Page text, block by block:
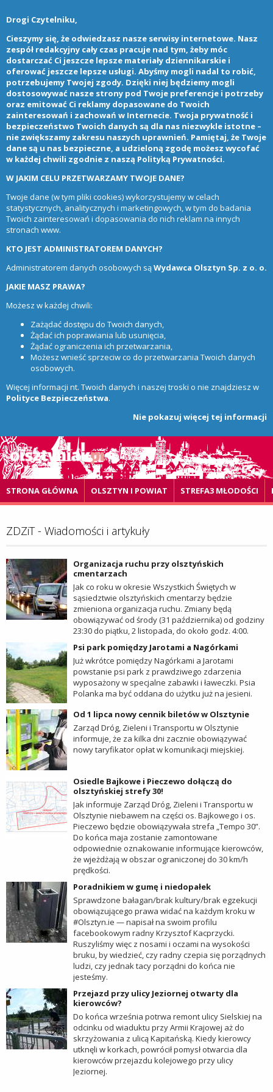
Drogi Czytelniku,
Cieszymy się, że odwiedzasz nasze serwisy internetowe. Nasz
zespół redakcyjny cały czas pracuje nad tym, żeby móc
dostarczać Ci jeszcze lepsze materiały dziennikarskie i
oferować jeszcze lepsze usługi. Abyśmy mogli nadal to robić,
potrzebujemy Twojej zgody. Dzięki niej będziemy mogli
dostosowywać nasze strony pod Twoje preferencje i potrzeby
oraz emitować Ci reklamy dopasowane do Twoich
zainteresowań i zachowań w Internecie. Twoja prywatność i
bezpieczeństwo Twoich danych są dla nas niezwykle istotne –
nie zwiększamy zakresu naszych uprawnień. Pamiętaj, że Twoje
dane są u nas bezpieczne, a udzieloną zgodę możesz wycofać
w każdej chwili zgodnie z naszą Polityką Prywatności.
W JAKIM CELU PRZETWARZAMY TWOJE DANE?
Twoje dane (w tym pliki cookies) wykorzystujemy w celach
statystycznych, analitycznych i marketingowych, w tym do badania
Twoich zainteresowań i dopasowania do nich reklam na innych
stronach www.
KTO JEST ADMINISTRATOREM DANYCH?
Administratorem danych osobowych sąWydawca Olsztyn Sp. z o. o.
JAKIE MASZ PRAWA?
Możesz w każdej chwili:
Zażądać dostępu do Twoich danych,
Żądać ich poprawiania lub usunięcia,
Żądać ograniczenia ich przetwarzania,
Możesz wnieść sprzeciw co do przetwarzania Twoich danych
osobowych.
Więcej informacji nt. Twoich danych i naszej troski o nie znajdziesz w
Polityce Bezpieczeństwa.
Nie pokazuj więcej tej informacji
STRONA GŁÓWNA OLSZTYN I POWIAT STREFA3 MŁODOŚCI
ZDZiT - Wiadomości i artykuły
Organizacja ruchu przy olsztyńskich
cmentarzach
Jak co roku w okresie Wszystkich Świętych w
sąsiedztwie olsztyńskich cmentarzy będzie
zmieniona organizacja ruchu. Zmiany będą
obowiązywać od środy (31 października) od godziny
23:30 do piątku, 2 listopada, do około godz. 4:00.
Psi park pomiędzy Jarotami a Nagórkami
Już wkrótce pomiędzy Nagórkami a Jarotami
powstanie psi park z prawdziwego zdarzenia
wyposażony w specjalne zabawki i ławeczki. Psia
Polanka ma być oddana do użytku już na jesieni.
Od 1 lipca nowy cennik biletów w Olsztynie
Zarząd Dróg, Zieleni i Transportu w Olsztynie
informuje, że za kilka dni zacznie obowiązywać
nowy taryfikator opłat w komunikacji miejskiej.
Osiedle Bajkowe i Pieczewo dołączą do
olsztyńskiej strefy 30!
Jak informuje Zarząd Dróg, Zieleni i Transportu w
Olsztynie niebawem na części os. Bajkowego i os.
Pieczewo będzie obowiązywała strefa „Tempo 30”.
Do końca maja zostanie zamontowane
odpowiednie oznakowanie informujące kierowców,
że wjeżdżają w obszar ograniczonej do 30 km/h
prędkości.
Poradnikiem w gumę i niedopałek
Sprawdzone bałagan/brak kultury/brak egzekucji
obowiązującego prawa widać na każdym kroku w
#Olsztyn.ie — napisał na swoim profilu
facebookowym radny Krzysztof Kacprzycki.
Ruszyliśmy więc z nosami i oczami na wysokości
bruku, by wiedzieć, czy radny czepia się porządnych
ludzi, czy jednak tacy porządni do końca nie
jesteśmy.
Przejazd przy ulicy Jeziornej otwarty dla
kierowców?
Do końca września potrwa remont ulicy Sielskiej na
odcinku od wiaduktu przy Armii Krajowej aż do
skrzyżowania z ulicą Kapitańską. Kiedy kierowcy
utknęli w korkach, powrócił pomysł otwarcia dla
kierowców przejazdu kolejowego przy ulicy
Jeziornej.